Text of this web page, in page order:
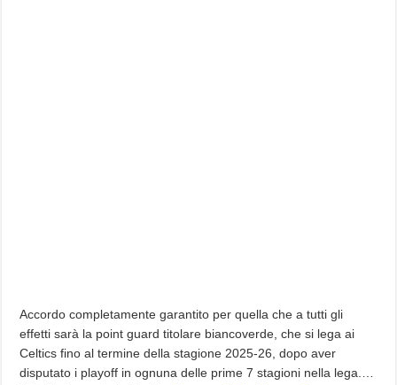
Accordo completamente garantito per quella che a tutti gli
effetti sarà la point guard titolare biancoverde, che si lega ai
Celtics fino al termine della stagione 2025-26, dopo aver
disputato i playoff in ognuna delle prime 7 stagioni nella lega.…